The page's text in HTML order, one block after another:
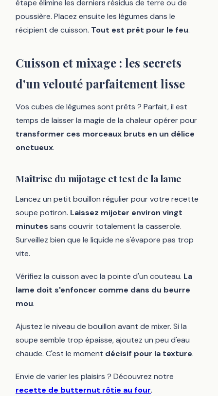
étape élimine les derniers résidus de terre ou de
poussière. Placez ensuite les légumes dans le
récipient de cuisson. Tout est prêt pour le feu.
Cuisson et mixage : les secrets
d'un velouté parfaitement lisse
Vos cubes de légumes sont prêts ? Parfait, il est
temps de laisser la magie de la chaleur opérer pour
transformer ces morceaux bruts en un délice
onctueux.
Maîtrise du mijotage et test de la lame
Lancez un petit bouillon régulier pour votre recette
soupe potiron. Laissez mijoter environ vingt
minutes sans couvrir totalement la casserole.
Surveillez bien que le liquide ne s'évapore pas trop
vite.
Vérifiez la cuisson avec la pointe d'un couteau. La
lame doit s'enfoncer comme dans du beurre
mou.
Ajustez le niveau de bouillon avant de mixer. Si la
soupe semble trop épaisse, ajoutez un peu d'eau
chaude. C'est le moment décisif pour la texture.
Envie de varier les plaisirs ? Découvrez notre
recette de butternut rôtie au four.